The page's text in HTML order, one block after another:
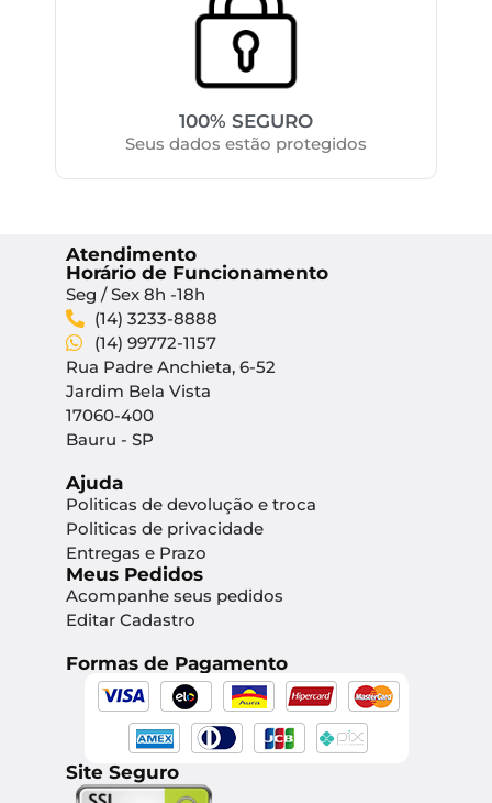
100% SEGURO
Seus dados estão protegidos
Atendimento
Horário de Funcionamento
Seg / Sex 8h -18h
(14) 3233-8888
(14) 99772-1157
Rua Padre Anchieta, 6-52
Jardim Bela Vista
17060-400
Bauru - SP
Ajuda
Politicas de devolução e troca
Politicas de privacidade
Entregas e Prazo
Meus Pedidos
Acompanhe seus pedidos
Editar Cadastro
Formas de Pagamento
Site Seguro